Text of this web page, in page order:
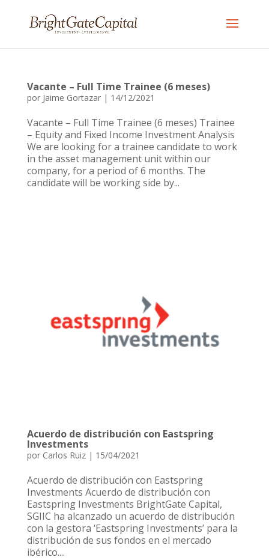
Vacante – Full Time Trainee (6 meses)
por Jaime Gortazar| 14/12/2021
Vacante – Full Time Trainee (6 meses) Trainee
– Equity and Fixed Income Investment Analysis
We are looking for a trainee candidate to work
in the asset management unit within ​our
company, for a period of 6 months. The
candidate will be working side by...
Acuerdo de distribución con Eastspring
Investments
por Carlos Ruiz| 15/04/2021
Acuerdo de distribución con Eastspring
Investments Acuerdo de distribución con
Eastspring Investments BrightGate Capital,
SGIIC ha alcanzado un acuerdo de distribución
con la gestora ‘Eastspring Investments’ para la
distribución de sus fondos en el mercado
ibérico....